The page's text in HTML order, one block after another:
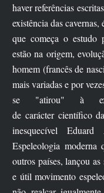
haver referências
existência das
que começa o estudo
estão na origem,
homem (francês de
mais variadas e por
se "atirou" à
de carácter científico
inesquecível
Espeleologia
outros países, lançou
e útil movimento